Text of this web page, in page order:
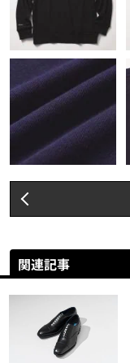
関連記事